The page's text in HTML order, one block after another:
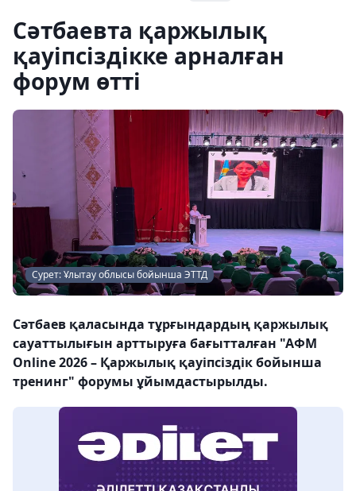
Сәтбаевта қаржылық
қауіпсіздікке арналған
форум өтті
Сурет: Ұлытау облысы бойынша ЭТТД
Сәтбаев қаласында тұрғындардың қаржылық
сауаттылығын арттыруға бағытталған "АФМ
Online 2026 – Қаржылық қауіпсіздік бойынша
тренинг" форумы ұйымдастырылды.